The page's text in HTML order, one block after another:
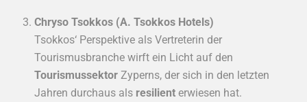
Chryso Tsokkos (A. Tsokkos Hotels)
Tsokkos‘ Perspektive als Vertreterin der
Tourismusbranche wirft ein Licht auf den
Tourismussektor Zyperns, der sich in den letzten
Jahren durchaus als resilient erwiesen hat.